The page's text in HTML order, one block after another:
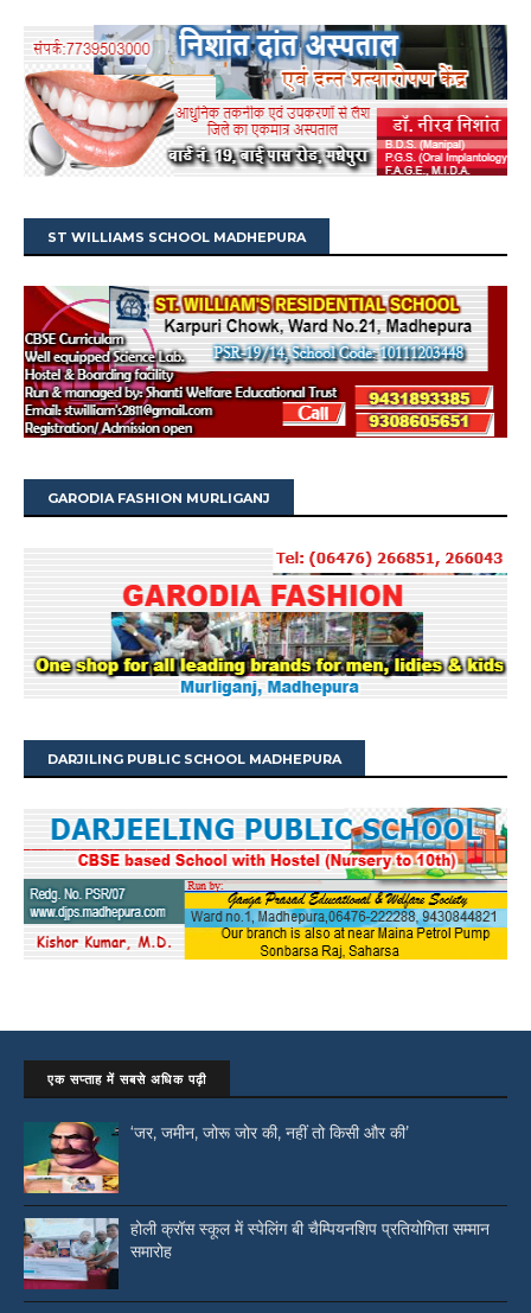
ST WILLIAMS SCHOOL MADHEPURA
GARODIA FASHION MURLIGANJ
DARJILING PUBLIC SCHOOL MADHEPURA
एक सप्ताह में सबसे अधिक पढ़ी
‘जर, जमीन, जोरू जोर की, नहीं तो किसी और की’
होली क्रॉस स्कूल में स्पेलिंग बी चैम्पियनशिप प्रतियोगिता सम्मान
समारोह